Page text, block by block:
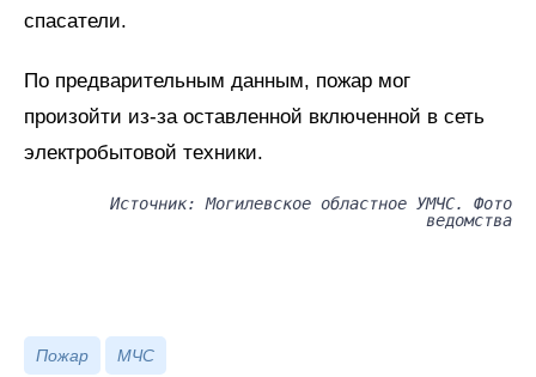
спасатели.
По предварительным данным, пожар мог
произойти из-за оставленной включенной в сеть
электробытовой техники.
Источник: Могилевское областное УМЧС. Фото
ведомства
Пожар МЧС